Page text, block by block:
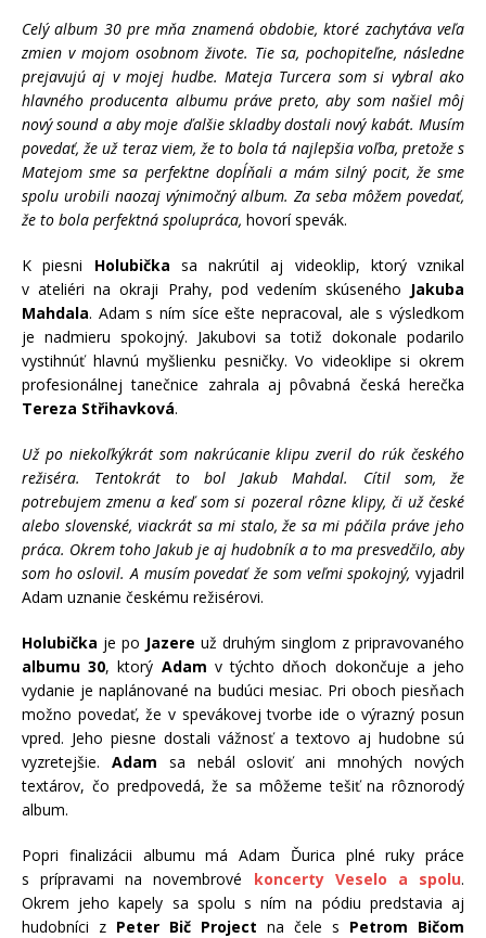
Celý album 30 pre mňa znamená obdobie, ktoré zachytáva veľa
zmien v mojom osobnom živote. Tie sa, pochopiteľne, následne
prejavujú aj v mojej hudbe. Mateja Turcera som si vybral ako
hlavného producenta albumu práve preto, aby som našiel môj
nový sound a aby moje ďalšie skladby dostali nový kabát. Musím
povedať, že už teraz viem, že to bola tá najlepšia voľba, pretože s
Matejom sme sa perfektne dopĺňali a mám silný pocit, že sme
spolu urobili naozaj výnimočný album. Za seba môžem povedať,
že to bola perfektná spolupráca, hovorí spevák.
K piesni Holubička sa nakrútil aj videoklip, ktorý vznikal
v ateliéri na okraji Prahy, pod vedením skúseného Jakuba
Mahdala. Adam s ním síce ešte nepracoval, ale s výsledkom
je nadmieru spokojný. Jakubovi sa totiž dokonale podarilo
vystihnúť hlavnú myšlienku pesničky. Vo videoklipe si okrem
profesionálnej tanečnice zahrala aj pôvabná česká herečka
Tereza Střihavková.
Už po niekoľkýkrát som nakrúcanie klipu zveril do rúk českého
režiséra. Tentokrát to bol Jakub Mahdal. Cítil som, že
potrebujem zmenu a keď som si pozeral rôzne klipy, či už české
alebo slovenské, viackrát sa mi stalo, že sa mi páčila práve jeho
práca. Okrem toho Jakub je aj hudobník a to ma presvedčilo, aby
som ho oslovil. A musím povedať že som veľmi spokojný, vyjadril
Adam uznanie českému režisérovi.
Holubička je po Jazere už druhým singlom z pripravovaného
albumu 30, ktorý Adam v týchto dňoch dokončuje a jeho
vydanie je naplánované na budúci mesiac. Pri oboch piesňach
možno povedať, že v spevákovej tvorbe ide o výrazný posun
vpred. Jeho piesne dostali vážnosť a textovo aj hudobne sú
vyzretejšie. Adam sa nebál osloviť ani mnohých nových
textárov, čo predpovedá, že sa môžeme tešiť na rôznorodý
album.
Popri finalizácii albumu má Adam Ďurica plné ruky práce
s prípravami na novembrové koncerty Veselo a spolu.
Okrem jeho kapely sa spolu s ním na pódiu predstavia aj
hudobníci z Peter Bič Project na čele s Petrom Bičom